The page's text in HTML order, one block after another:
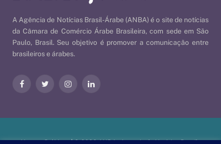
A Agência de Notícias Brasil-Árabe (ANBA) é o site de notícias
da Câmara de Comércio Árabe Brasileira, com sede em São
Paulo, Brasil. Seu objetivo é promover a comunicação entre
brasileiros e árabes.
FacebookTwitter InstagramLinkedIn
Nossas Políticas| © 2026 ANBA - Agência de Notícias Brasil-